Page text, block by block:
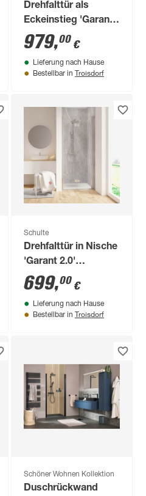
Drehfalttür als
Eckeinstieg 'Garant
2.0' Alu-Naturfarben
für
Duschwanneneinbaumaß
980 - 1000 mm
979,00 €
Lieferung nach Hause
Bestellbar in Troisdorf
Schulte
Drehfalttür in Nische
'Garant 2.0'
Anschlag rechts
Chromoptik für
Duschwanneneinbaumaß
870 - 900 mm
699,00 €
Lieferung nach Hause
Bestellbar in Troisdorf
Schöner Wohnen Kollektion
Duschrückwand